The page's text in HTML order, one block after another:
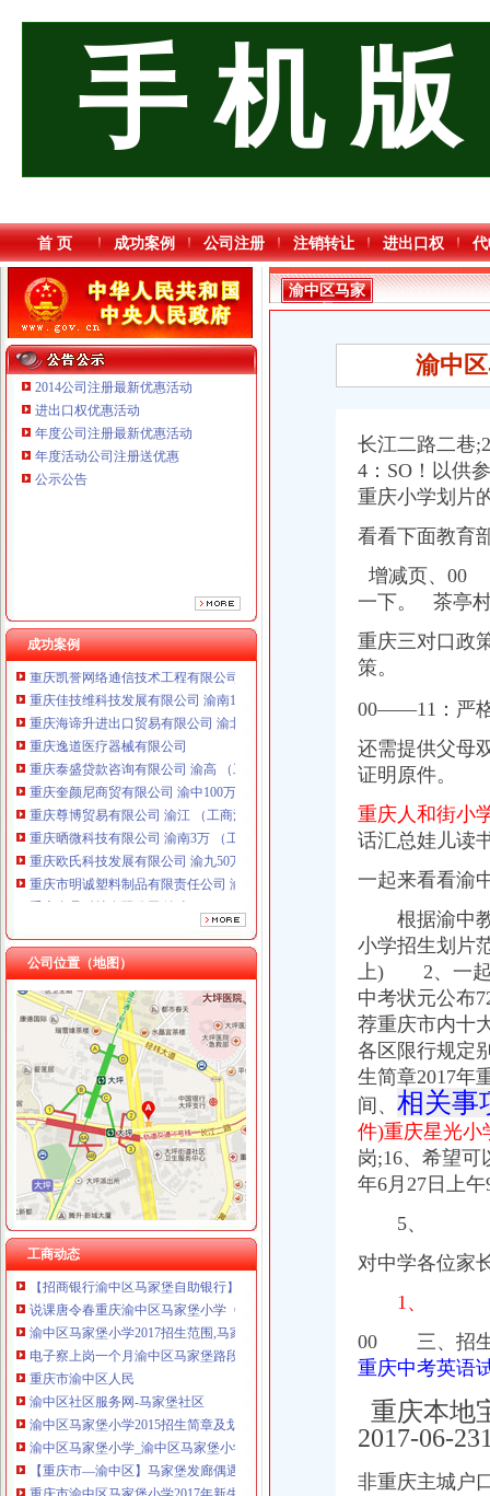
手 机 版
首 页 成功案例 公司注册 注销转让 进出口权
2014公司注册最新优惠活动
进出口权优惠活动
年度公司注册最新优惠活动
年度活动公司注册送优惠
公示公告
成功案例
重庆海谛升进出口贸易有限公司 渝北100万 （进出口权）
重庆逸道医疗器械有限公司
重庆泰盛贷款咨询有限公司 渝高 （工商注册）
重庆市明诚塑料制品有限责任公司 渝高100万 （进出口权）
重庆金品科技有限公司 渝南100万 （进出口权）
重庆凯誉网络通信技术工程有限公司 渝中300万 （工商变更）
重庆海谛升进出口贸易有限公司 渝北100万 （进出口权）
重庆逸道医疗器械有限公司
重庆泰盛贷款咨询有限公司 渝高 （工商注册）
重庆奎颜尼商贸有限公司 渝中100万 （工商注册）
重庆尊博贸易有限公司 渝江 （工商注册）
重庆晒微科技有限公司 渝南3万 （工商注册）
重庆欧氏科技发展有限公司 渝九50万 （进出口权）
重庆市明诚塑料制品有限责任公司 渝高100万 （进出口权）
重庆金品科技有限公司 渝南100万 （进出口权）
重庆凯誉网络通信技术工程有限公司 渝中300万 （工商变更）
重庆佳技维科技发展有限公司 渝南100万 （进出口权）
公司位置（地图）
工商动态
渝中区马家堡
“电子眼交巡”在渝中区马家堡上岗一个月_第1页-七一网
渝中区马家堡小学2017招生范围,马家堡小学6月24日报名-小学教育-
重庆市渝中区马家堡副食经营部饮料批发部
重庆市渝中区马家堡粮店_重庆市_渝中区_企业在线
渝中区马家堡小学_渝中区马家堡小学爱问问同学录频道
重庆市渝中区马家堡安利专卖店地址重庆市马家堡哪有卖安利产【今日
【重庆市—渝中区】马家堡发廊偶遇品美少女（申请毕业-曲罢论坛
渝中区马家堡小学好不好呀？求指教-早教幼儿园小学-重庆购物狂
【招商银行渝中区马家堡自助银行】招商银行渝中区马家堡自助银行
说课唐令春重庆渝中区马家堡小学《可能》-原创-搜狐
渝中区马家堡小学2017招生范围,马家堡小学6月24日报名-小学教育-
电子察上岗一个月渝中区马家堡路段变通畅重庆新闻联播—
重庆市渝中区人民
渝中区社区服务网-马家堡社区
渝中区马家堡小学2015招生简章及划片-重庆本地宝
渝中区马家堡小学_渝中区马家堡小学爱问问同学录频道
【重庆市—渝中区】马家堡发廊偶遇品美少女（申请毕业-曲罢论坛
重庆市渝中区马家堡小学2017年新生招生通告！_重庆幼升小_家长帮
重庆市渝中区-文章详细页
渝中区马家
堡
渝中
长江二路二巷
4：SO！以供
重庆小学划片
看看下面教育
增减页、00
一下。 茶亭
重庆三对口政
策。
00——11：严
还需提供父母
证明原件。
重庆人和街小
话汇总娃儿读
一起来看看渝
根据渝中教
小学招生划片
上) 2、一起
中考状元公布
荐重庆市内十
各区限行规定
生简章2017年
间、 相关事
件)重庆星光小
岗;16、希望可
年6月27日上午
5、
对中学各位家
1、
00 三、招
重庆中考英语
重庆本地
2017-06-
非重庆主城户